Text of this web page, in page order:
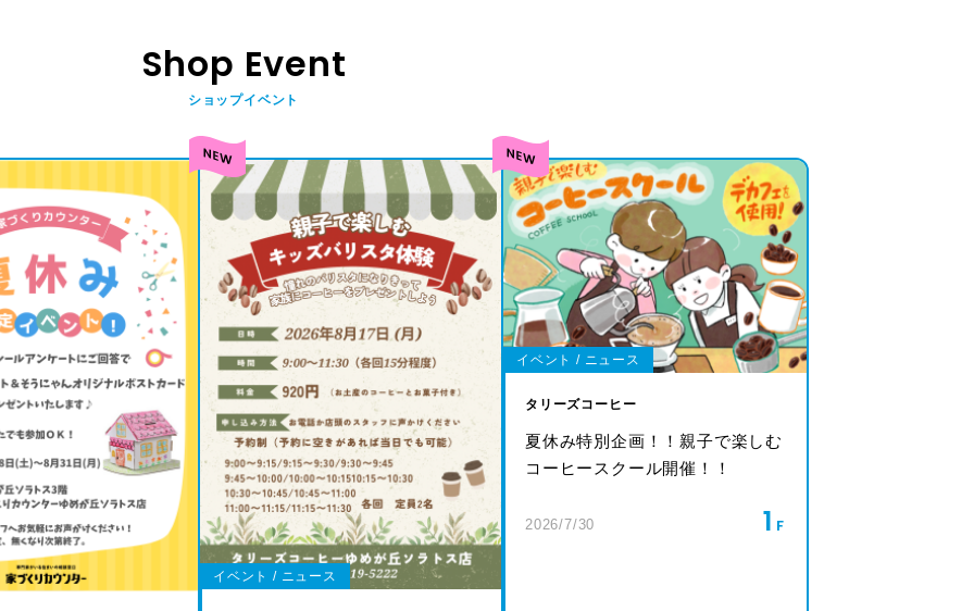
Shop Event
ショップイベント
イベント / ニュース
イベント / ニュース
タリーズコーヒー
夏休み特別企画！！親子で楽しむ
コーヒースクール開催！！
2026/7/30 1